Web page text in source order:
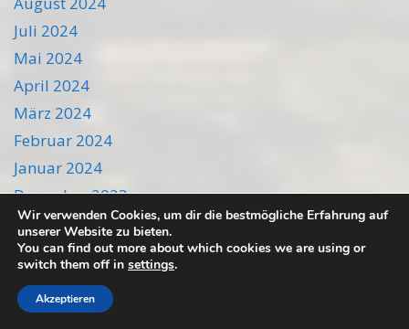
Juli 2024
Mai 2024
April 2024
März 2024
Februar 2024
Januar 2024
Dezember 2023
November 2023
Oktober 2023
September 2023
August 2023
Wir verwenden Cookies, um dir die bestmögliche Erfahrung auf
unserer Website zu bieten.
You can find out more about which cookies we are using or
switch them off in settings.
Akzeptieren